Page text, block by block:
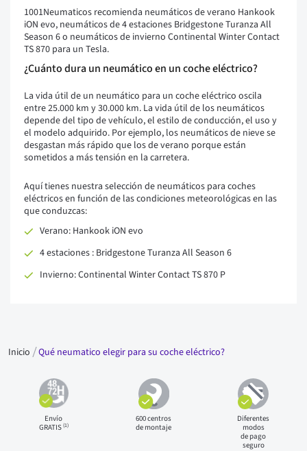
1001Neumaticos recomienda neumáticos de verano Hankook
iON evo, neumáticos de 4 estaciones Bridgestone Turanza All
Season 6 o neumáticos de invierno Continental Winter Contact
TS 870 para un Tesla.
¿Cuánto dura un neumático en un coche eléctrico?
La vida útil de un neumático para un coche eléctrico oscila
entre 25.000 km y 30.000 km. La vida útil de los neumáticos
depende del tipo de vehículo, el estilo de conducción, el uso y
el modelo adquirido. Por ejemplo, los neumáticos de nieve se
desgastan más rápido que los de verano porque están
sometidos a más tensión en la carretera.
Aquí tienes nuestra selección de neumáticos para coches
eléctricos en función de las condiciones meteorológicas en las
que conduzcas:
Verano: Hankook iON evo
4 estaciones : Bridgestone Turanza All Season 6
Invierno: Continental Winter Contact TS 870 P
Inicio Qué neumatico elegir para su coche eléctrico?
Envío
GRATIS(1)
600 centros
de montaje
Diferentes
modos
de pago
seguro